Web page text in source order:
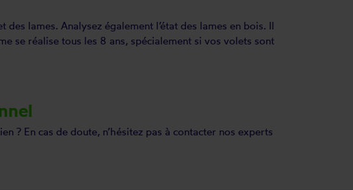
lames. Analysez également l’état des lames en bois. Il
se réalise tous les 8 ans, spécialement si vos volets sont
? En cas de doute, n’hésitez pas à contacter nos experts